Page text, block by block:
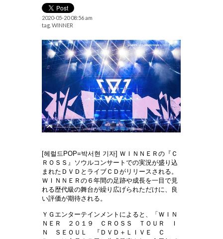
2020-05-20 08:56 am
tag. WINNER
[헤럴드POP=박서현 기자] ＷＩＮＮＥＲの『Ｃ
ＲＯＳＳ』ソウルコンサートでの実況が盛り込
まれたＤＶＤとライブＣＤがリリースされる。
ＷＩＮＮＥＲの６年間の足跡や成長を一目で見
れる歴代級の舞台が繰り広げられただけに、良
い評価が期待される。
ＹＧエンターテインメントによると、「ＷＩＮ
ＮＥＲ ２０１９ ＣＲＯＳＳ ＴＯＵＲ Ｉ
Ｎ ＳＥＯＵＬ 『ＤＶＤ＋ＬＩＶＥ Ｃ